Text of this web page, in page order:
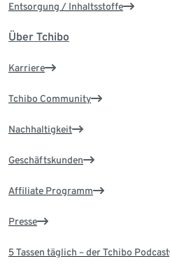
Entsorgung / Inhaltsstoffe
Über Tchibo
Karriere
Tchibo Community
Nachhaltigkeit
Geschäftskunden
Affiliate Programm
Presse
5 Tassen täglich – der Tchibo Podcast